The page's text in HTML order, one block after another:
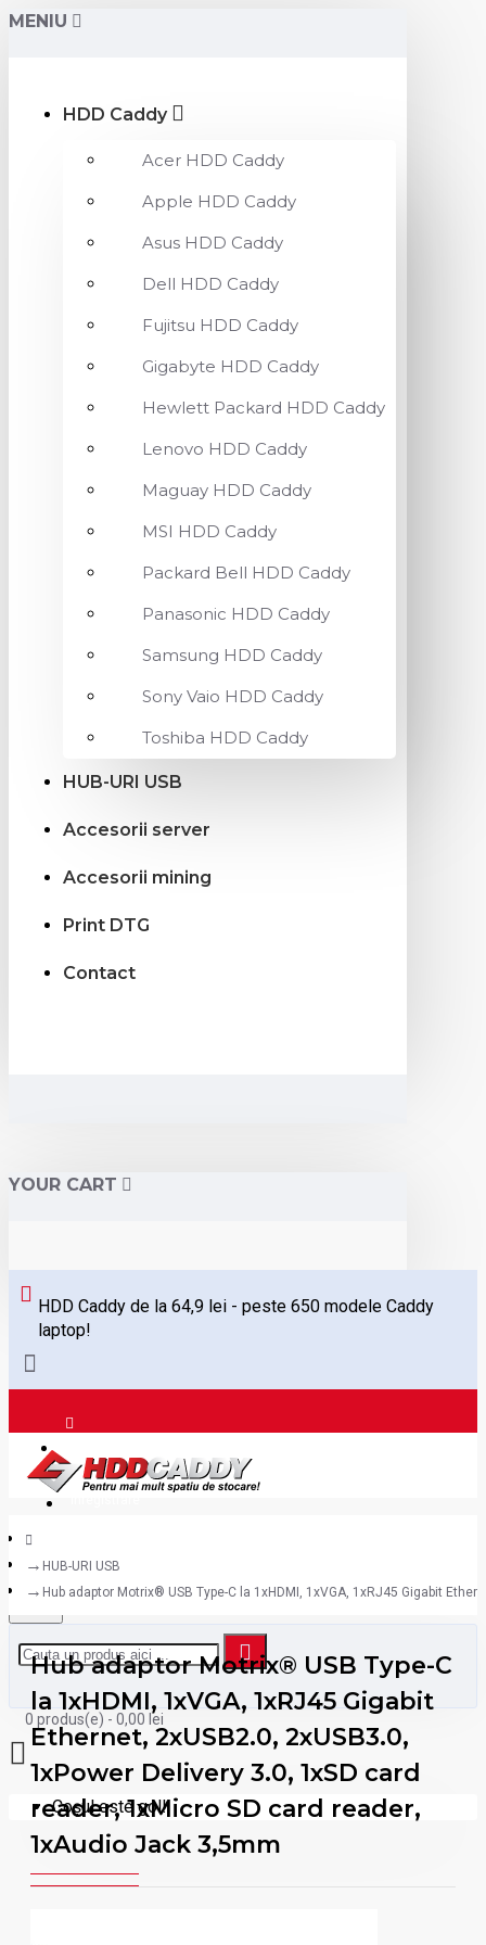
MENIU
HDD Caddy
Acer HDD Caddy
Apple HDD Caddy
Asus HDD Caddy
Dell HDD Caddy
Fujitsu HDD Caddy
Gigabyte HDD Caddy
Hewlett Packard HDD Caddy
Lenovo HDD Caddy
Maguay HDD Caddy
MSI HDD Caddy
Packard Bell HDD Caddy
Panasonic HDD Caddy
Samsung HDD Caddy
Sony Vaio HDD Caddy
Toshiba HDD Caddy
HUB-URI USB
Accesorii server
Accesorii mining
Print DTG
Contact
YOUR CART
HDD Caddy de la 64,9 lei - peste 650 modele Caddy
laptop!
0 produs(e) - 0,00 lei
Coșul este gol!
HUB-URI USB
Hub adaptor Motrix® USB Type-C la 1xHDMI, 1xVGA, 1xRJ45 Gigabit
Hub adaptor Motrix® USB Type-C
la 1xHDMI, 1xVGA, 1xRJ45 Gigabit
Ethernet, 2xUSB2.0, 2xUSB3.0,
1xPower Delivery 3.0, 1xSD card
reader, 1xMicro SD card reader,
1xAudio Jack 3,5mm